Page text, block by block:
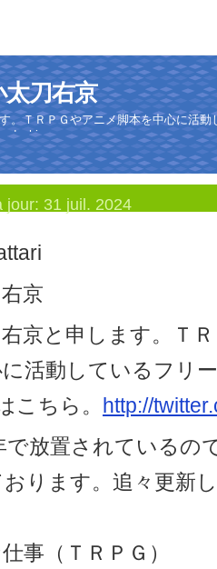
刀右京
。ＴＲＰＧやアニメ脚本を中心に活
jour: 31 juil. 2024
京
京と申します。Ｔ
活動しているフリ
こちら。
http://
で放置されているの
ります。追々更新
事（ＴＲＰＧ）